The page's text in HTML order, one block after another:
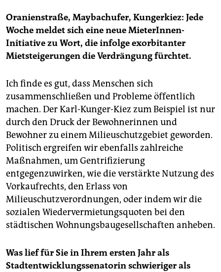
Oranienstraße, Maybachufer, Kungerkiez: Jede
Woche meldet sich eine neue MieterInnen-
Initiative zu Wort, die infolge exorbitanter
Mietsteigerungen die Verdrängung fürchtet.
Ich finde es gut, dass Menschen sich
zusammenschließen und Probleme öffentlich
machen. Der Karl-Kunger-Kiez zum Beispiel ist nur
durch den Druck der Bewohnerinnen und
Bewohner zu einem Milieuschutzgebiet geworden.
Politisch ergreifen wir ebenfalls zahlreiche
Maßnahmen, um Gentrifizierung
entgegenzuwirken, wie die verstärkte Nutzung des
Vorkaufrechts, den Erlass von
Milieuschutzverordnungen, oder indem wir die
sozialen Wiedervermietungsquoten bei den
städtischen Wohnungsbaugesellschaften anheben.
Was lief für Sie in Ihrem ersten Jahr als
Stadtentwicklungssenatorin schwieriger als